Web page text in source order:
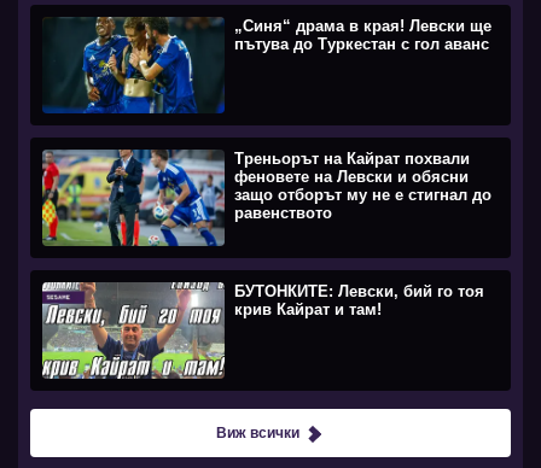
„Синя“ драма в края! Левски ще
пътува до Туркестан с гол аванс
Треньорът на Кайрат похвали
феновете на Левски и обясни
защо отборът му не е стигнал до
равенството
БУТОНКИТЕ: Левски, бий го тоя
крив Кайрат и там!
Виж всички